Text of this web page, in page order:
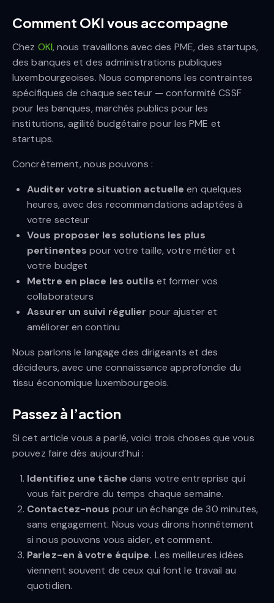
Comment OKI vous accompagne
Chez OKI, nous travaillons avec des PME, des startups,
des banques et des administrations publiques
luxembourgeoises. Nous comprenons les contraintes
spécifiques de chaque secteur — conformité CSSF
pour les banques, marchés publics pour les
institutions, agilité budgétaire pour les PME et
startups.
Concrètement, nous pouvons :
Auditer votre situation actuelle en quelques
heures, avec des recommandations adaptées à
votre secteur
Vous proposer les solutions les plus
pertinentes pour votre taille, votre métier et
votre budget
Mettre en place les outils et former vos
collaborateurs
Assurer un suivi régulier pour ajuster et
améliorer en continu
Nous parlons le langage des dirigeants et des
décideurs, avec une connaissance approfondie du
tissu économique luxembourgeois.
Passez à l’action
Si cet article vous a parlé, voici trois choses que vous
pouvez faire dès aujourd’hui :
Identifiez une tâche dans votre entreprise qui
vous fait perdre du temps chaque semaine.
Contactez-nous pour un échange de 30 minutes,
sans engagement. Nous vous dirons honnêtement
si nous pouvons vous aider, et comment.
Parlez-en à votre équipe. Les meilleures idées
viennent souvent de ceux qui font le travail au
quotidien.